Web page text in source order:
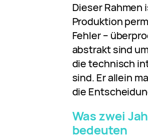
Dieser
Produktion
Fehler –
abstrakt sind
die technisch
sind. Er allein
die
Was zwei
bedeuten